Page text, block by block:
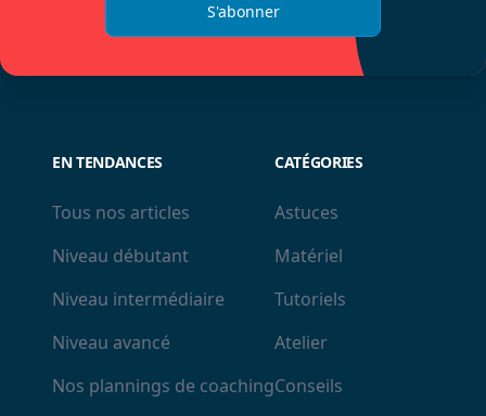
S'abonner
EN TENDANCES
Tous nos articles
Niveau débutant
Niveau intermédiaire
Niveau avancé
Nos plannings de coaching
CATÉGORIES
Astuces
Matériel
Tutoriels
Atelier
Conseils